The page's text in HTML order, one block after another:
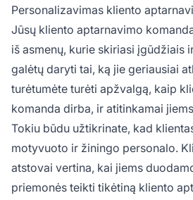
Personalizavimas kliento
Jūsų kliento aptarnavimo
iš asmenų, kurie skiriasi įgūdžiais
galėtų daryti tai, ką jie geriausiai
turėtumėte turėti apžvalgą, kaip
komanda dirba, ir atitinkamai
Tokiu būdu užtikrinate, kad
motyvuoto ir žiningo personalo.
atstovai vertina, kai jiems
priemonės teikti tikėtiną kliento